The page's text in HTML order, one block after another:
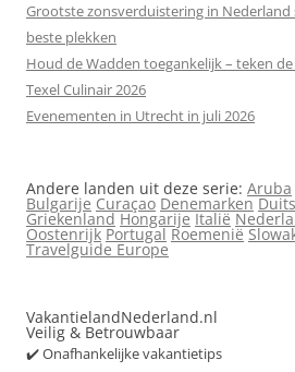
Grootste zonsverduistering in Nederland
beste plekken
Houd de Wadden toegankelijk – teken
Texel Culinair 2026
Evenementen in Utrecht in juli 2026
Andere landen uit deze serie: Aruba
Bulgarije Curaçao Denemarken
Griekenland Hongarije Italië
Oostenrijk Portugal Roemenië
Travelguide Europe
VakantielandNederland.nl
Veilig & Betrouwbaar
✔️ Onafhankelijke vakantietips